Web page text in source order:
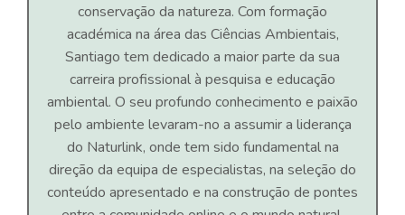
conservação da natureza. Com formação
académica na área das Ciências Ambientais,
Santiago tem dedicado a maior parte da sua
carreira profissional à pesquisa e educação
ambiental. O seu profundo conhecimento e paixão
pelo ambiente levaram-no a assumir a liderança
do Naturlink, onde tem sido fundamental na
direção da equipa de especialistas, na seleção do
conteúdo apresentado e na construção de pontes